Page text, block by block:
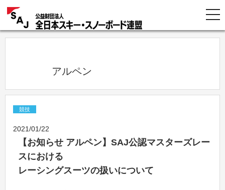
            アルペン
競技
2021/01/22
【お知らせ アルペン】SAJ公認マスターズレー
スにおける
レーシングスーツの扱いについて